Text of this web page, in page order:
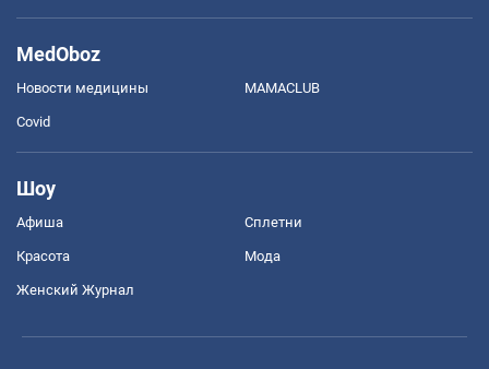
MedOboz
Новости медицины MAMACLUB
Covid
Шоу
Афиша Сплетни
Красота Мода
Женский Журнал